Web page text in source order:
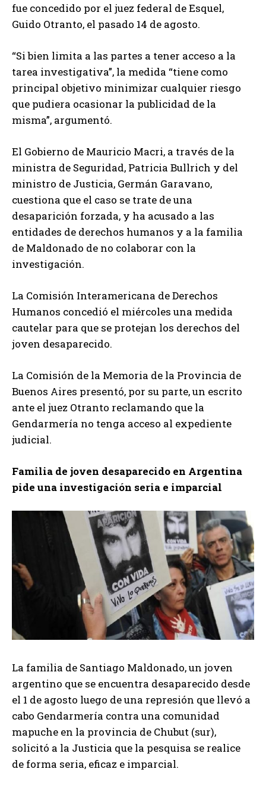
fue concedido por el juez federal de Esquel,
Guido Otranto, el pasado 14 de agosto.
“Si bien limita a las partes a tener acceso a la
tarea investigativa”, la medida “tiene como
principal objetivo minimizar cualquier riesgo
que pudiera ocasionar la publicidad de la
misma”, argumentó.
El Gobierno de Mauricio Macri, a través de la
ministra de Seguridad, Patricia Bullrich y del
ministro de Justicia, Germán Garavano,
cuestiona que el caso se trate de una
desaparición forzada, y ha acusado a las
entidades de derechos humanos y a la familia
de Maldonado de no colaborar con la
investigación.
La Comisión Interamericana de Derechos
Humanos concedió el miércoles una medida
cautelar para que se protejan los derechos del
joven desaparecido.
La Comisión de la Memoria de la Provincia de
Buenos Aires presentó, por su parte, un escrito
ante el juez Otranto reclamando que la
Gendarmería no tenga acceso al expediente
judicial.
Familia de joven desaparecido en Argentina
pide una investigación seria e imparcial
La familia de Santiago Maldonado, un joven
argentino que se encuentra desaparecido desde
el 1 de agosto luego de una represión que llevó a
cabo Gendarmería contra una comunidad
mapuche en la provincia de Chubut (sur),
solicitó a la Justicia que la pesquisa se realice
de forma seria, eficaz e imparcial.